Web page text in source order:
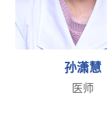
孙潇慧
医师